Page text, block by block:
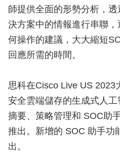
師提供全面的形勢分析，
決方案中的情報進行串聯
何操作的建議，大大縮短
回應所需的時間。
思科在Cisco Live US 2023
安全雲端儲存的生成式人
摘要、策略管理和 SOC助
推出。新增的 SOC 助手功
出。